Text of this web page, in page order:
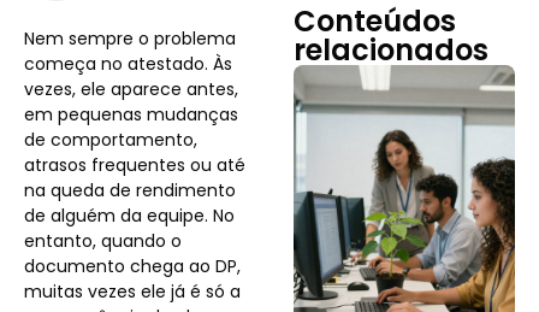
Nem sempre o problema
começa no atestado. Às
vezes, ele aparece antes,
em pequenas mudanças
de comportamento,
atrasos frequentes ou até
na queda de rendimento
de alguém da equipe. No
entanto, quando o
documento chega ao DP,
muitas vezes ele já é só a
Conteúdos
relacionados